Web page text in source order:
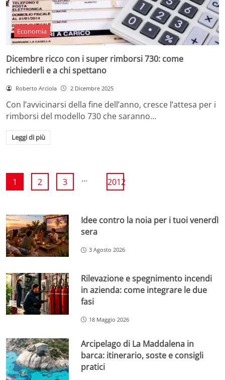
Economia
Dicembre ricco con i super rimborsi 730: come
richiederli e a chi spettano
Roberto Arciola 2 Dicembre 2025
Con l’avvicinarsi della fine dell’anno, cresce l’attesa per i
rimborsi del modello 730 che saranno…
Leggi di più
1 2 3 ... 2012
Idee contro la noia per i tuoi venerdì
sera
3 Agosto 2026
Rilevazione e spegnimento incendi
in azienda: come integrare le due
fasi
18 Maggio 2026
Arcipelago di La Maddalena in
barca: itinerario, soste e consigli
pratici